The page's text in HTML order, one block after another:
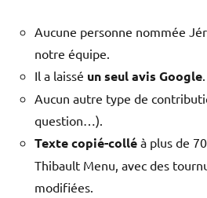
Aucune personne nommée
notre équipe.
Il a laissé un seul avis Google.
Aucun autre type de
question…).
Texte copié-collé à plus de
Thibault Menu, avec des
modifiées.